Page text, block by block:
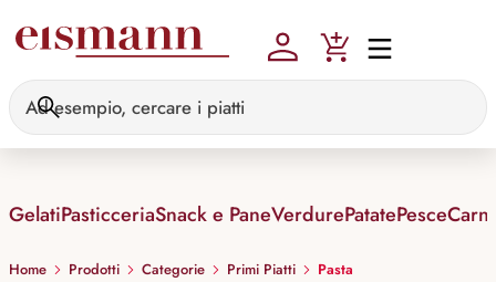
GelatiPasticceriaSnack e PaneVerdurePatatePesce
Home Prodotti Categorie Primi Piatti Pasta